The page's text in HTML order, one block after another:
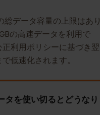
総データ容量の上限はあり
の高速データを利用で
利用ポリシーに基づき翌
低速化されます。
タを使い切るとどうなり